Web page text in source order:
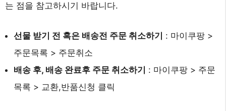
는 점을 참고하시기 바랍니다.
선물 받기 전 혹은 배송전 주문 취소하기 : 마이쿠팡 >
주문목록 > 주문취소
배송 후, 배송 완료후 주문 취소하기 : 마이쿠팡 > 주문
목록 > 교환,반품신청 클릭